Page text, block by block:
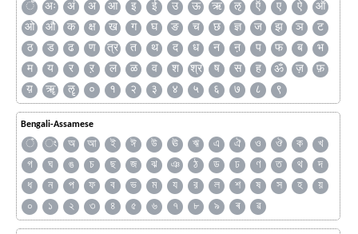
ँ अः अं अ आ इ ई उ ऊ ऋ ऌ ऍ ए ऐ
ऑ
ओ
औ क क्ष ख ग घ ङ च छ ज्ञ ज झ ञ
ट
ठ
ड ढ ण त्र त थ द ध न ऩ प फ ब
भ
म
य र ऱ ल ळ व श श्र ष स ह ॐ ज़
फ़
य़
ॠ ॡ ० १ २ ३ ४ ५ ६ ७ ८ ९
Bengali-Assamese
ঁ ং অ আ ই ঈ উ ঊ ঋ এ ঐ ও ঔ ক
খ
গ
ঘ ঙ চ ছ জ ঝ ঞ ঠ ড ঢ ণ ত থ
দ
ধ
ন প ফ ব ভ ম য র ল শ ষ স হ
য়
০
১ ২ ৩ ৪ ৫ ৬ ৭ ৮ ৯ ৰ ৱ